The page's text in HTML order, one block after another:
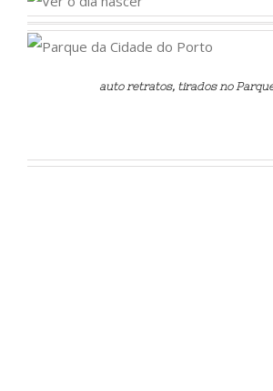
auto retratos, tirados no